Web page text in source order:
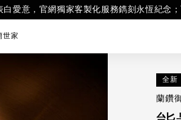
市！嬌蘭皇家蜂王乳激活能量凍晶 下單即
(透過LINE購物,部分商品不參與)；單筆
純金持光精華粉底 金緻底妝24H持光不黯
！紅寶之吻高訂唇膏；選購任2支唇膏 即贈
白愛意，官網獨家客製化服務鐫刻永恆紀念
藝術沙龍高訂隨身精奢組，精選迷你明星香
世家
全新
蘭鑽